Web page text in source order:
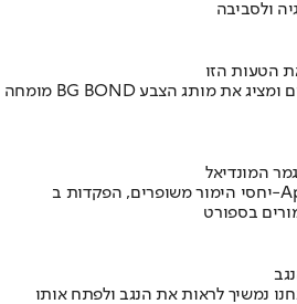
ולסביבה
הטעות הזו
המונדיאל
בספורט
נמשיך לראות את הנגב ולפתח אותו